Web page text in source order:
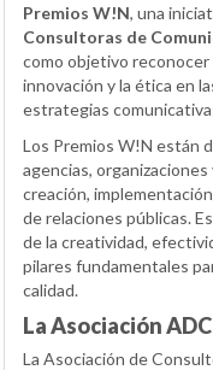
Premios W!N, una
Consultoras de
como objetivo reconocer
innovación y la ética en
estrategias
Los Premios W!N están
agencias,
creación,
de relaciones públicas.
de la creatividad,
pilares fundamentales
calidad.
La Asociación
La Asociación de